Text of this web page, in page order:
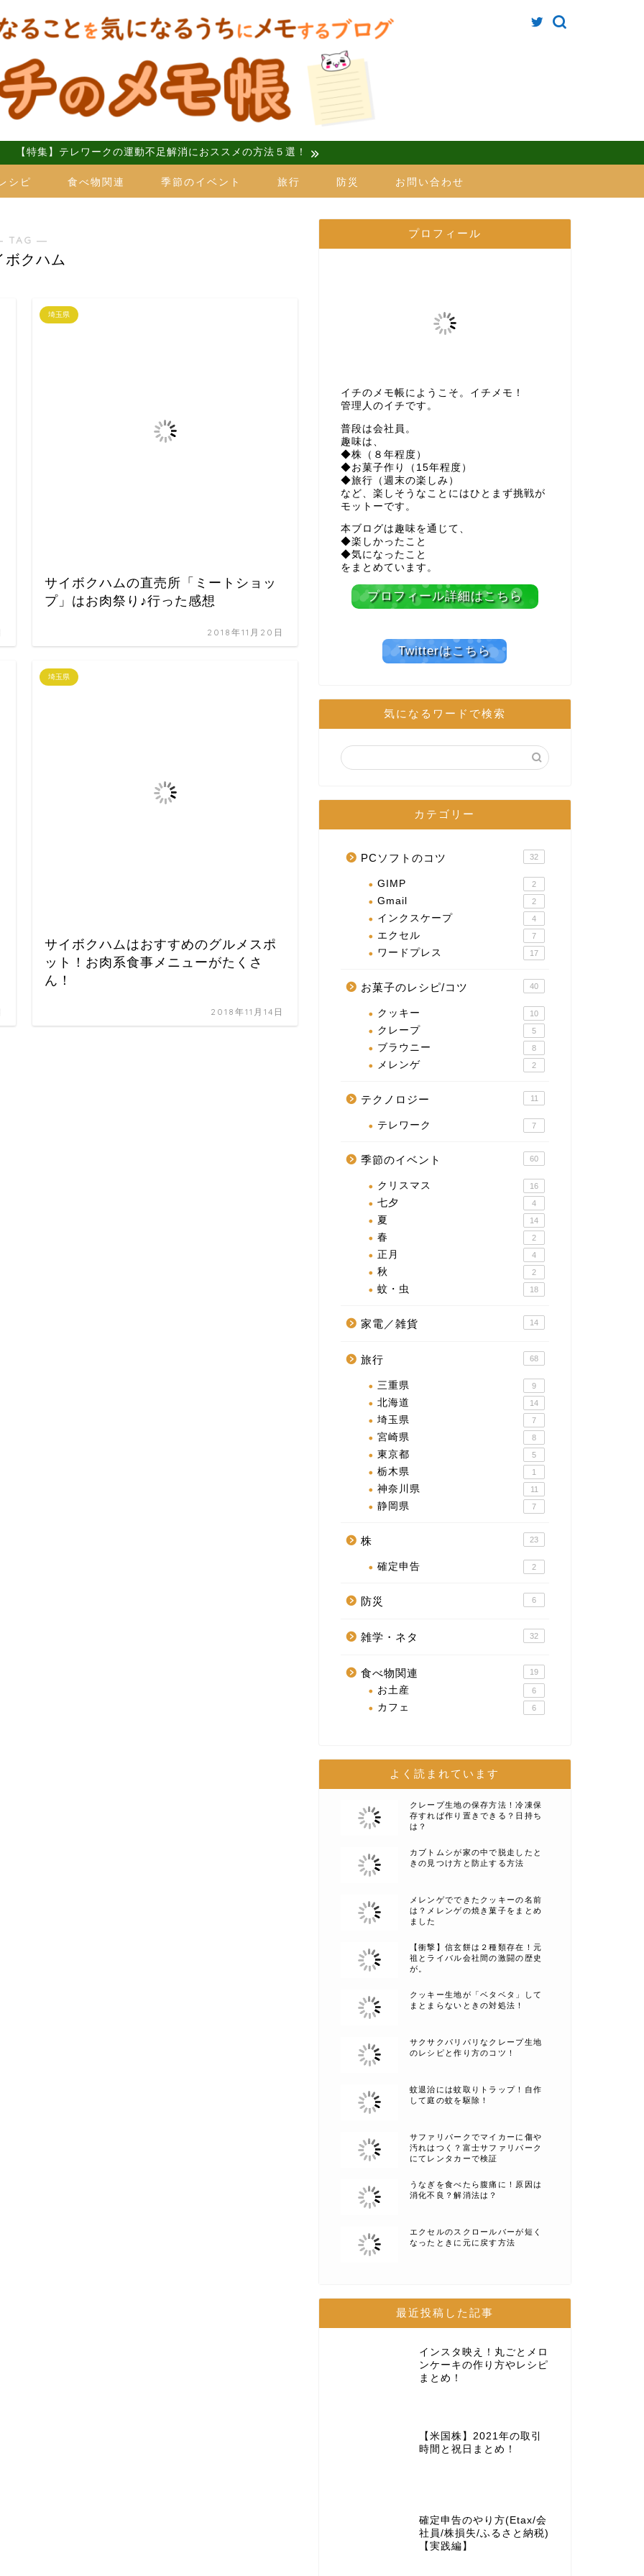
【特集】テレワークの運動不足解消におススメの方法５選！
シピ 食べ物関連 季節のイベント 旅行 防災 お問い合わせ
TAG ―
ボクハム
埼玉県
サイボクハムの直売所「ミートショッ
プ」はお肉祭り♪行った感想
2018年11月20日
埼玉県
サイボクハムはおすすめのグルメスポ
ット！お肉系食事メニューがたくさ
ん！
2018年11月14日
プロフィール
イチのメモ帳にようこそ。イチメモ！
管理人のイチです。
普段は会社員。
趣味は、
◆株（８年程度）
◆お菓子作り（15年程度）
◆旅行（週末の楽しみ）
など、楽しそうなことにはひとまず挑戦が
モットーです。
本ブログは趣味を通じて、
◆楽しかったこと
◆気になったこと
をまとめています。
プロフィール詳細はこちら
Twitterはこちら
気になるワードで検索
カテゴリー
PCソフトのコツ 32
GIMP 2
Gmail 2
インクスケープ 4
エクセル 7
ワードプレス 17
お菓子のレシピ/コツ 40
クッキー 10
クレープ 5
ブラウニー 8
メレンゲ 2
テクノロジー 11
テレワーク 7
季節のイベント 60
クリスマス 16
七夕 4
夏 14
春 2
正月 4
秋 2
蚊・虫 18
家電／雑貨 14
旅行 68
三重県 9
北海道 14
埼玉県 7
宮崎県 8
東京都 5
栃木県 1
神奈川県 11
静岡県 7
株 23
確定申告 2
防災 6
雑学・ネタ 32
食べ物関連 19
お土産 6
カフェ 6
よく読まれています
クレープ生地の保存方法！冷凍保
存すれば作り置きできる？日持ち
は？
カブトムシが家の中で脱走したと
きの見つけ方と防止する方法
メレンゲでできたクッキーの名前
は？メレンゲの焼き菓子をまとめ
ました
【衝撃】信玄餅は２種類存在！元
祖とライバル会社間の激闘の歴史
が。
クッキー生地が「ベタベタ」して
まとまらないときの対処法！
サクサクパリパリなクレープ生地
のレシピと作り方のコツ！
蚊退治には蚊取りトラップ！自作
して庭の蚊を駆除！
サファリパークでマイカーに傷や
汚れはつく？富士サファリパーク
にてレンタカーで検証
うなぎを食べたら腹痛に！原因は
消化不良？解消法は？
エクセルのスクロールバーが短く
なったときに元に戻す方法
最近投稿した記事
インスタ映え！丸ごとメロ
ンケーキの作り方やレシピ
まとめ！
【米国株】2021年の取引
時間と祝日まとめ！
確定申告のやり方(Etax/会
社員/株損失/ふるさと納税)
【実践編】